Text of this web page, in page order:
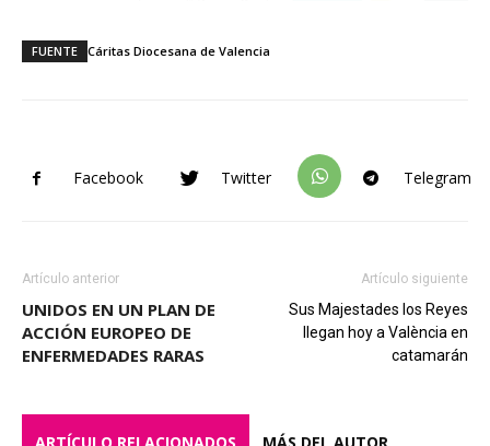
FUENTE Cáritas Diocesana de Valencia
Facebook Twitter Telegram
Artículo anterior
UNIDOS EN UN PLAN DE
ACCIÓN EUROPEO DE
ENFERMEDADES RARAS
Artículo siguiente
Sus Majestades los Reyes
llegan hoy a València en
catamarán